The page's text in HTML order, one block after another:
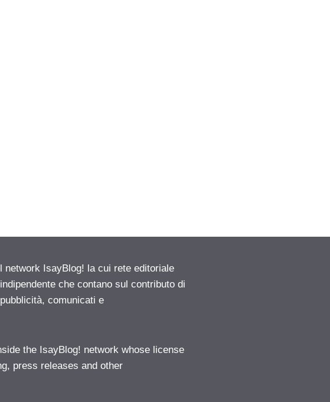
network IsayBlog! la cui rete editoriale
che contano sul contributo di
comunicati e
the IsayBlog! network whose license
press releases and other